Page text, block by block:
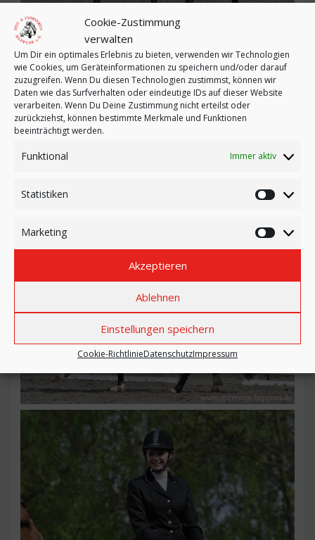
Cookie-Zustimmung
verwalten
Um Dir ein optimales Erlebnis zu bieten, verwenden wir Technologien
wie Cookies, um Geräteinformationen zu speichern und/oder darauf
zuzugreifen. Wenn Du diesen Technologien zustimmst, können wir
Daten wie das Surfverhalten oder eindeutige IDs auf dieser Website
verarbeiten. Wenn Du Deine Zustimmung nicht erteilst oder
zurückziehst, können bestimmte Merkmale und Funktionen
beeinträchtigt werden.
Funktional Immer aktiv
Statistiken
Marketing
Akzeptieren
Ablehnen
Einstellungen speichern
Cookie-RichtlinieDatenschutzImpressum